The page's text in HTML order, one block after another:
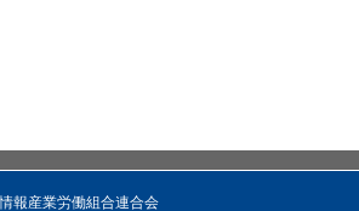
報産業労働組合連合会